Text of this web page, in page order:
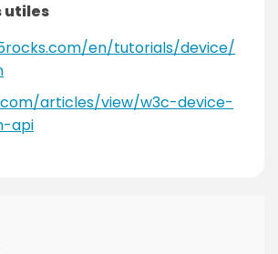
utiles
en/tutorials/device/
articles/view/w3c-device-
api